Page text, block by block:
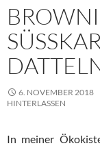
ATTELN
6. NOVEMBER 2018
HINTERLASSEN
In meiner